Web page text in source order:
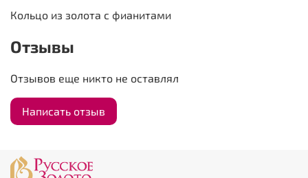
Кольцо из золота с фианитами
Отзывы
Отзывов еще никто не оставлял
Написать отзыв